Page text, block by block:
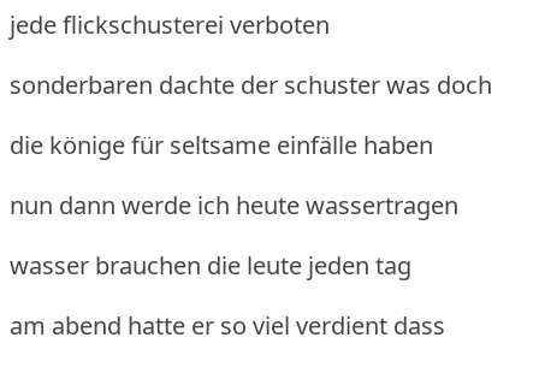
jede flickschusterei verboten
sonderbaren dachte der schuster was doch
die könige für seltsame einfälle haben
nun dann werde ich heute wassertragen
wasser brauchen die leute jeden tag
am abend hatte er so viel verdient dass